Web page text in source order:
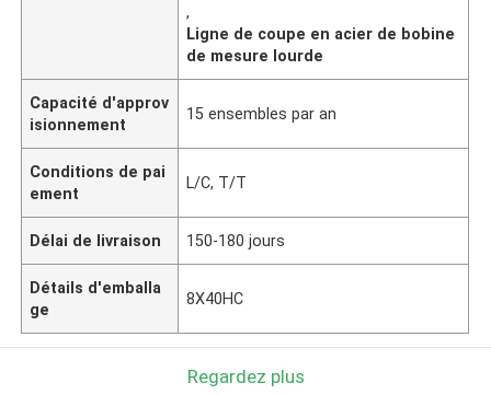
,
Ligne de coupe en acier de bobine
de mesure lourde
Capacité d'approv
isionnement
15 ensembles par an
Conditions de pai
ement
L/C, T/T
Délai de livraison 150-180 jours
Détails d'emballa
ge
8X40HC
Regardez plus